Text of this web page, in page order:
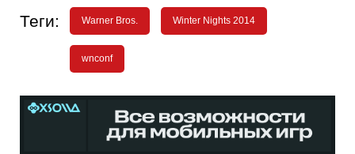
Теги: Warner Bros. Winter Nights 2014
wnconf